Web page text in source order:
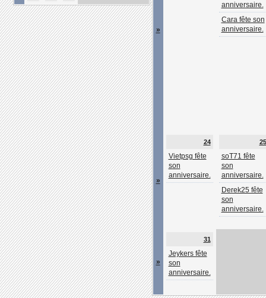
»
anniversaire.
Cara fête son
anniversaire.
»
24
Vietpsg fête
son
anniversaire.
25
soT71 fête
son
anniversaire.
Derek25 fête
son
anniversaire.
»
31
Jeykers fête
son
anniversaire.